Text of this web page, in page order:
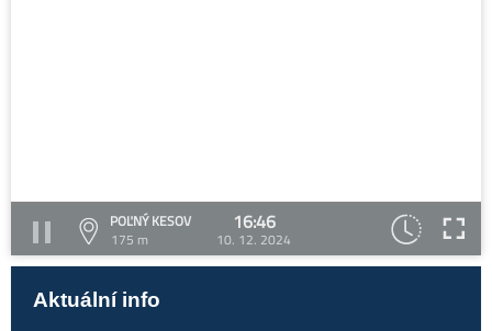
POĽNÝ KESOV
175 m
16:46
10. 12. 2024
Aktuální info